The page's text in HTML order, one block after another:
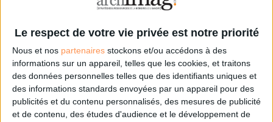
Le respect de votre vie privée est notre priorité
Nous et nos partenaires stockons et/ou accédons à des
informations sur un appareil, telles que les cookies, et traitons
des données personnelles telles que des identifiants uniques et
des informations standards envoyées par un appareil pour des
publicités et du contenu personnalisés, des mesures de publicité
et de contenu, des études d'audience et le développement de
LES LIVRES BLANCS
LES SUPPLÉMENTS
NOS OFFRES D'ABONNEMENTS
Mot de passe oublié ?
Pas encore de compte?